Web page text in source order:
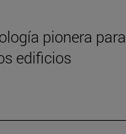
pionera para
edificios